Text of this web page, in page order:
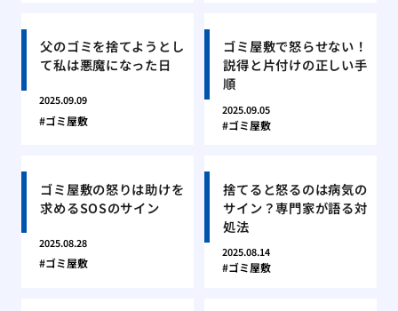
父のゴミを捨てようとし
て私は悪魔になった日
2025.09.09
ゴミ屋敷
ゴミ屋敷で怒らせない！
説得と片付けの正しい手
順
2025.09.05
ゴミ屋敷
ゴミ屋敷の怒りは助けを
求めるSOSのサイン
2025.08.28
ゴミ屋敷
捨てると怒るのは病気の
サイン？専門家が語る対
処法
2025.08.14
ゴミ屋敷